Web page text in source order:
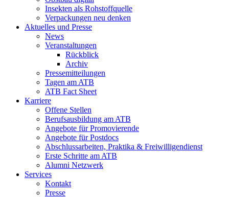
Insekten als Rohstoffquelle
Verpackungen neu denken
Aktuelles und Presse
News
Veranstaltungen
Rückblick
Archiv
Pressemitteilungen
Tagen am ATB
ATB Fact Sheet
Karriere
Offene Stellen
Berufsausbildung am ATB
Angebote für Promovierende
Angebote für Postdocs
Abschlussarbeiten, Praktika & Freiwilligendienst
Erste Schritte am ATB
Alumni Netzwerk
Services
Kontakt
Presse